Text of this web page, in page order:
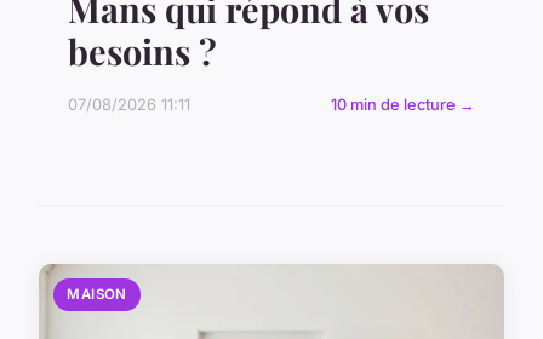
besoins ?
07/08/2026 11:11 10 min de lecture →
MAISON